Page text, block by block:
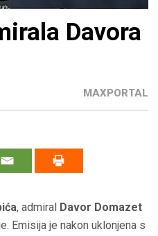
Davora
MAXPORTAL
, admiral Davor Domazet
Emisija je nakon uklonjena s